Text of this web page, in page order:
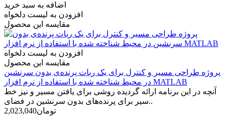
اضافه به سبد خرید
افزودن به لیست دلخواه
مقایسه این محصول
افزودن به لیست دلخواه
مقایسه این محصول
پروژه طراحی مسیر و کنترل برای یک ربات پرنده‌ی بدون سرنشین
در محیط شناخته شده با استفاده از نرم افزار MATLAB
آنچه در این برنامه ارائه گردیده روشی برای یافتن مسیر و نیز خط
سیر برای پرنده‌های بدون سرنشین در فضای..
2,023,040تومان